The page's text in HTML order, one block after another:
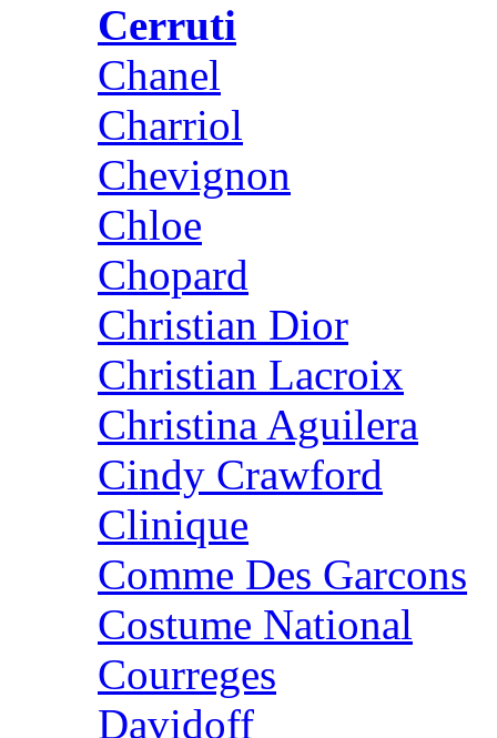
Cerruti
Chanel
Charriol
Chevignon
Chloe
Chopard
Christian Dior
Christian Lacroix
Christina Aguilera
Cindy Crawford
Clinique
Comme Des Garcons
Costume National
Courreges
Davidoff